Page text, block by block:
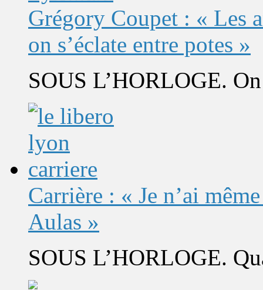
Grégory Coupet : « Les
on s’éclate entre potes »
SOUS L’HORLOGE.
Carrière : « Je n’ai
Aulas »
SOUS L’HORLOGE.